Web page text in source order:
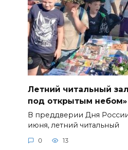
Летний читальный
под открытым небом»
В преддверии Дня
июня, летний читальный
0 13